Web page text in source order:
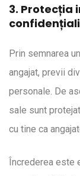
3. Protecția
Prin semnarea
angajat, previi
personale. De
sale sunt
cu tine ca
Încrederea este